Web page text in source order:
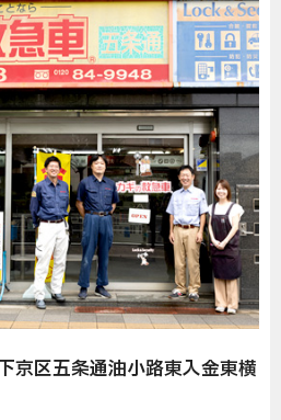
区五条通油小路東入金東横